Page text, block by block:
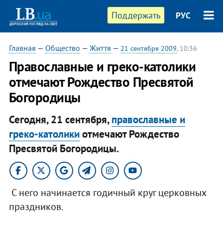
Поддержать РУС
Главная — Общество — Життя — 21 сентября 2009, 10:36
Православные и греко-католики
отмечают Рождество Пресвятой
Богородицы
Сегодня, 21 сентября,православные и
греко-католикиотмечают Рождество
Пресвятой Богородицы.
С него начинается годичный круг церковных
праздников.